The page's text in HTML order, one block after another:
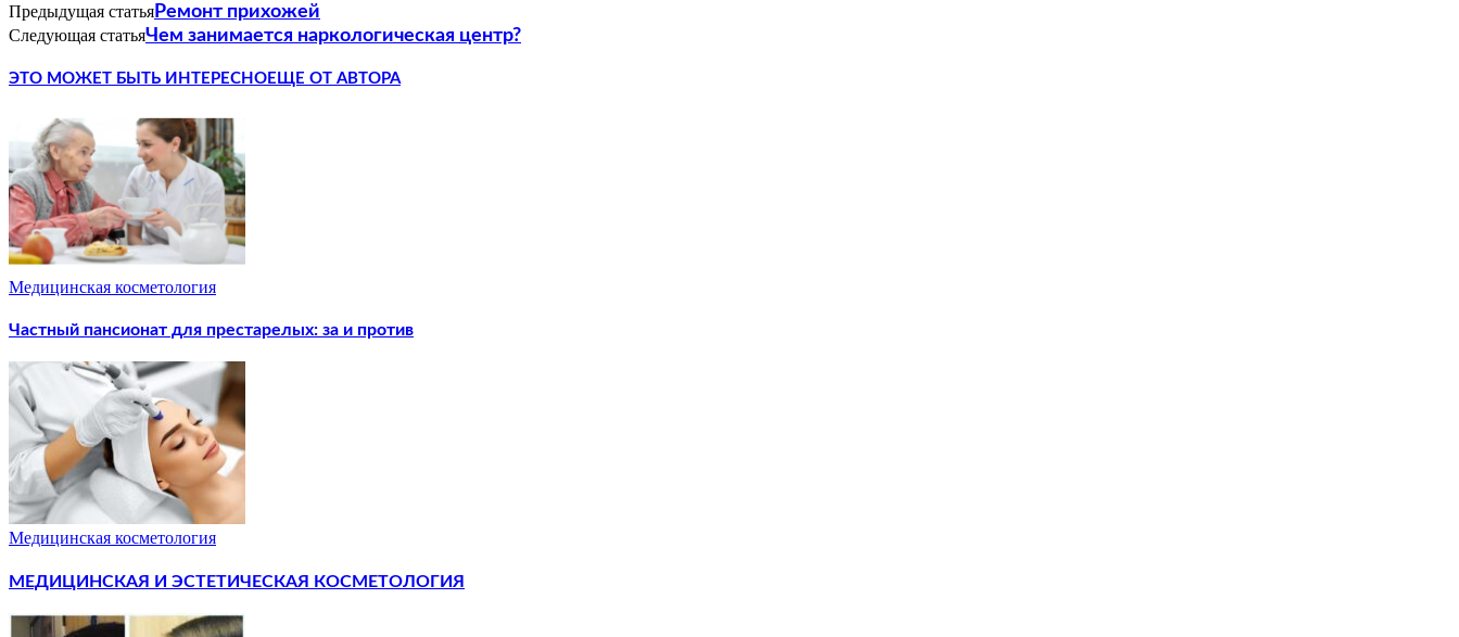
Предыдущая статьяРемонт прихожей
Следующая статьяЧем занимается наркологическая центр?
ЭТО МОЖЕТ БЫТЬ ИНТЕРЕСНО ЕЩЕ ОТ АВТОРА
Медицинская косметология
Частный пансионат для престарелых: за и против
Медицинская косметология
МЕДИЦИНСКАЯ И ЭСТЕТИЧЕСКАЯ КОСМЕТОЛОГИЯ